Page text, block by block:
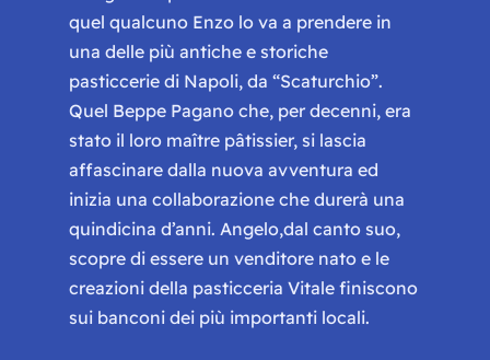
quel qualcuno Enzo lo va a prendere in
una delle più antiche e storiche
pasticcerie di Napoli, da “Scaturchio”.
Quel Beppe Pagano che, per decenni, era
stato il loro maître pâtissier, si lascia
affascinare dalla nuova avventura ed
inizia una collaborazione che durerà una
quindicina d’anni. Angelo,dal canto suo,
scopre di essere un venditore nato e le
creazioni della pasticceria Vitale finiscono
sui banconi dei più importanti locali.